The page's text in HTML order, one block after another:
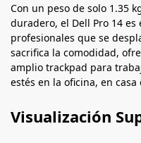
Con un peso de solo 1.35
duradero, el Dell Pro 14
profesionales que se
sacrifica la comodidad,
amplio trackpad para
estés en la oficina, en casa
Visualización